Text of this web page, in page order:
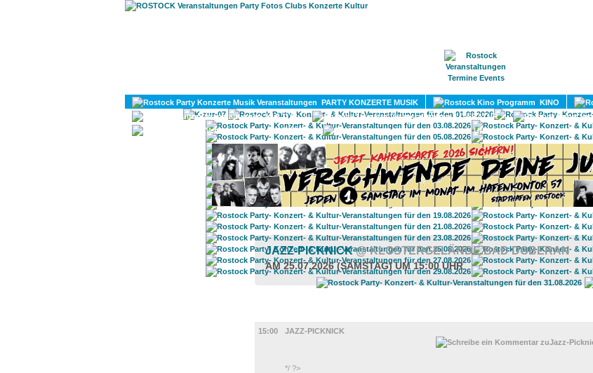
PARTY KONZERTE MUSIK KINO
KULTUR
LITERATUR
DIVERSES
UMLAND
JAZZ-PICKNICK@ KLOSTERGELÄNDE BAD DOBERAN
AM 25.07.2026 (SAMSTAG) UM 15:00 UHR
15:00
JAZZ-PICKNICK
*/ ?>